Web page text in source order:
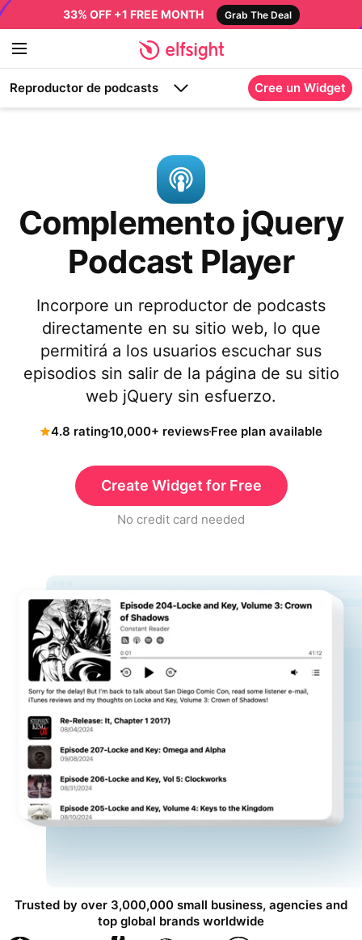
33% OFF +1 FREE MONTH Grab The Deal
Reproductor de podcasts Cree un Widget
Complemento jQuery
Podcast Player
Incorpore un reproductor de podcasts
directamente en su sitio web, lo que
permitirá a los usuarios escuchar sus
episodios sin salir de la página de su sitio
web jQuery sin esfuerzo.
4.8 rating10,000+ reviewsFree plan available
Create Widget for Free
No credit card needed
Trusted by over 3,000,000 small business, agencies and
top global brands worldwide